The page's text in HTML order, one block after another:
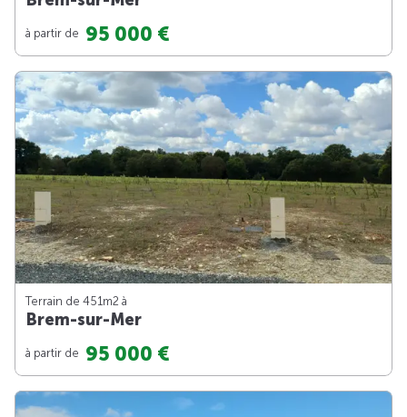
à partir de 95 000 €
Terrain de 451m2 à
Brem-sur-Mer
à partir de 95 000 €